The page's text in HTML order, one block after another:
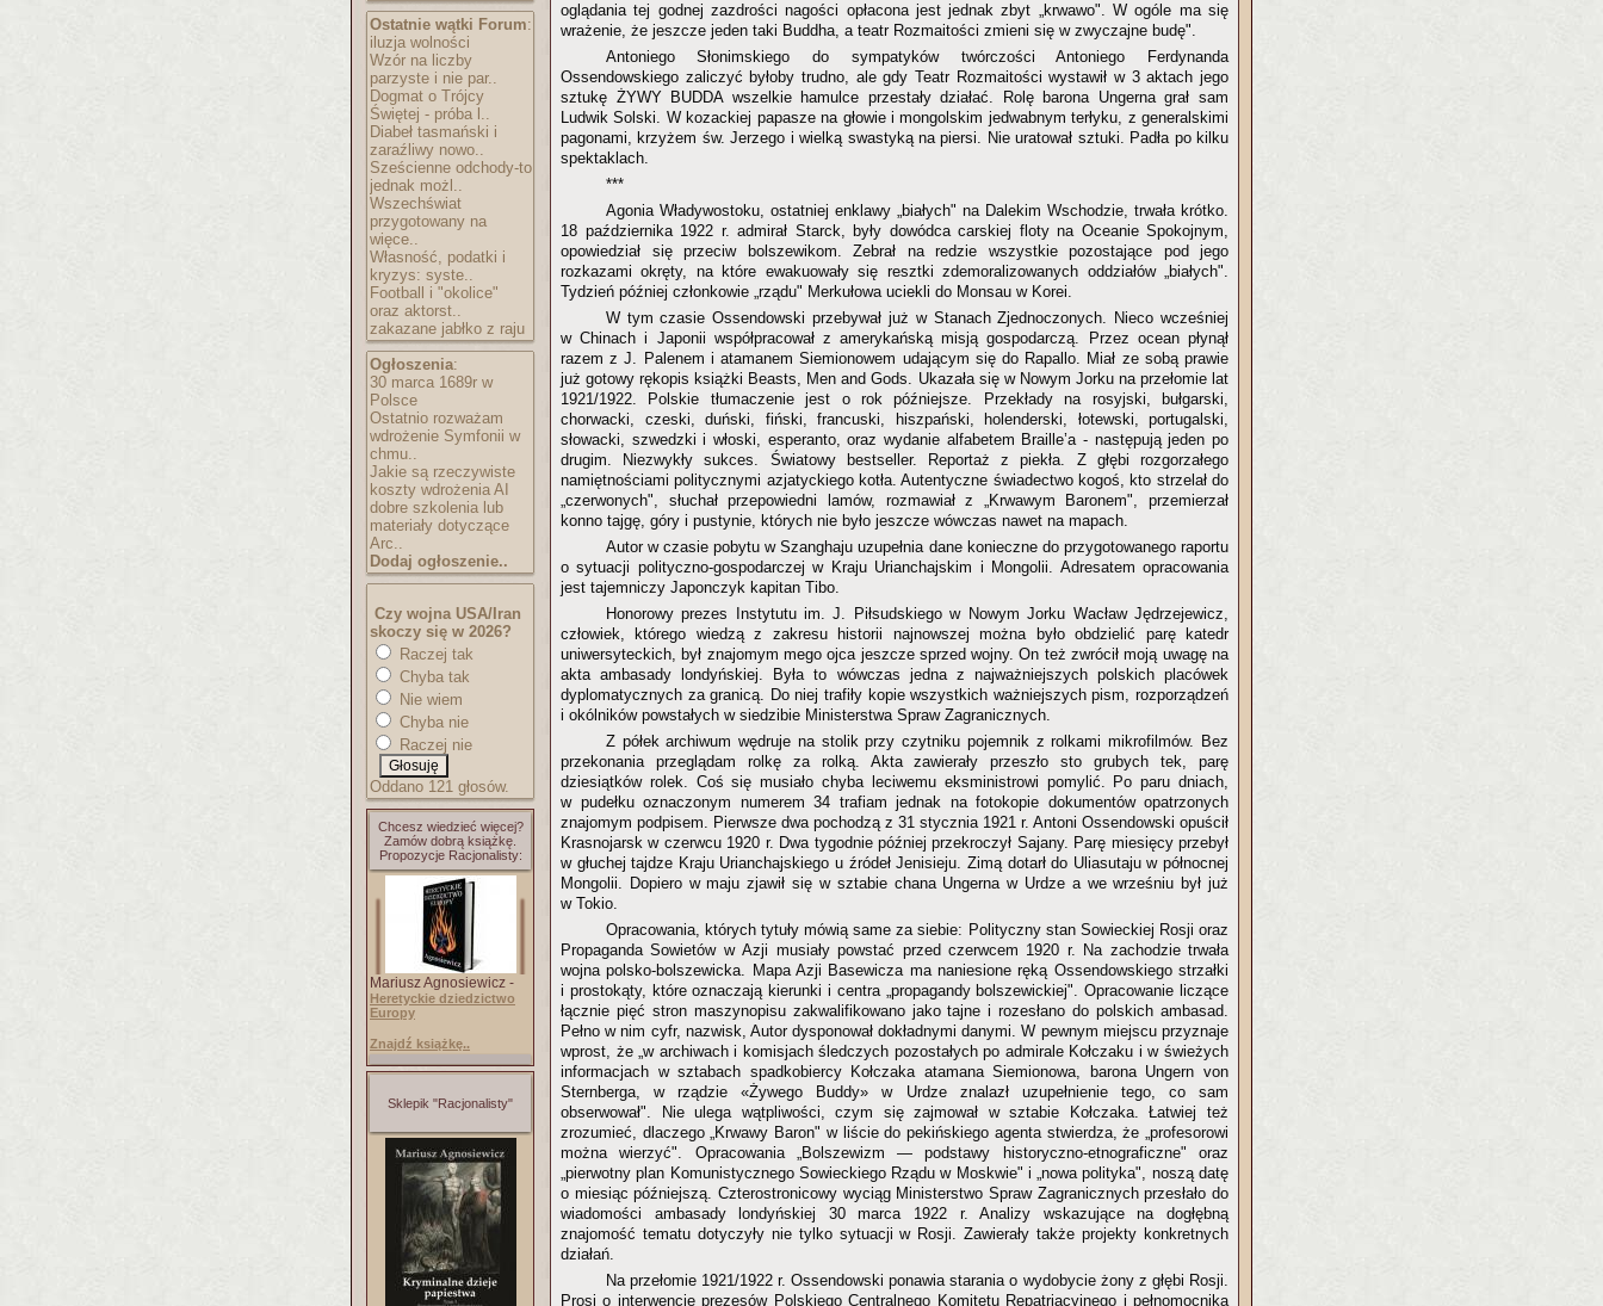
Ostatnie wątki Forum:
iluzja wolności
Wzór na liczby
parzyste i nie par..
Dogmat o Trójcy
Świętej - próba l..
Diabeł tasmański i
zaraźliwy nowo..
Sześcienne odchody-to
jednak możl..
Wszechświat
przygotowany na
więce..
Własność, podatki i
kryzys: syste..
Football i "okolice"
oraz aktorst..
zakazane jabłko z raju
Ogłoszenia:
30 marca 1689r w
Polsce
Ostatnio rozważam
wdrożenie Symfonii w
chmu..
Jakie są rzeczywiste
koszty wdrożenia AI
dobre szkolenia lub
materiały dotyczące
Arc..
Dodaj ogłoszenie..
Czy wojna USA/Iran
skoczy się w 2026?
Raczej tak
Chyba tak
Nie wiem
Chyba nie
Raczej nie
Oddano 121 głosów.
Chcesz wiedzieć więcej?
Zamów dobrą książkę.
Propozycje Racjonalisty:
Mariusz Agnosiewicz -
Heretyckie dziedzictwo
Europy
Znajdź książkę..
Sklepik "Racjonalisty"
oglądania tej godnej zazdrości nagości opłacona jest jednak zbyt „krwawo". W ogóle ma się
wrażenie, że jeszcze jeden taki Buddha, a teatr Rozmaitości zmieni się w zwyczajne budę".
Antoniego Słonimskiego do sympatyków twórczości Antoniego Ferdynanda
Ossendowskiego zaliczyć byłoby trudno, ale gdy Teatr Rozmaitości wystawił w 3 aktach jego
sztukę ŻYWY BUDDA wszelkie hamulce przestały działać. Rolę barona Ungerna grał sam
Ludwik Solski. W kozackiej papasze na głowie i mongolskim jedwabnym terłyku, z generalskimi
pagonami, krzyżem św. Jerzego i wielką swastyką na piersi. Nie uratował sztuki. Padła po kilku
spektaklach.
***
Agonia Władywostoku, ostatniej enklawy „białych" na Dalekim Wschodzie, trwała krótko.
18 października 1922 r. admirał Starck, były dowódca carskiej floty na Oceanie Spokojnym,
opowiedział się przeciw bolszewikom. Zebrał na redzie wszystkie pozostające pod jego
rozkazami okręty, na które ewakuowały się resztki zdemoralizowanych oddziałów „białych".
Tydzień później członkowie „rządu" Merkułowa uciekli do Monsau w Korei.
W tym czasie Ossendowski przebywał już w Stanach Zjednoczonych. Nieco wcześniej
w Chinach i Japonii współpracował z amerykańską misją gospodarczą. Przez ocean płynął
razem z J. Palenem i atamanem Siemionowem udającym się do Rapallo. Miał ze sobą prawie
już gotowy rękopis książki Beasts, Men and Gods. Ukazała się w Nowym Jorku na przełomie lat
1921/1922. Polskie tłumaczenie jest o rok późniejsze. Przekłady na rosyjski, bułgarski,
chorwacki, czeski, duński, fiński, francuski, hiszpański, holenderski, łotewski, portugalski,
słowacki, szwedzki i włoski, esperanto, oraz wydanie alfabetem Braille’a - następują jeden po
drugim. Niezwykły sukces. Światowy bestseller. Reportaż z piekła. Z głębi rozgorzałego
namiętnościami politycznymi azjatyckiego kotła. Autentyczne świadectwo kogoś, kto strzelał do
„czerwonych", słuchał przepowiedni lamów, rozmawiał z „Krwawym Baronem", przemierzał
konno tajgę, góry i pustynie, których nie było jeszcze wówczas nawet na mapach.
Autor w czasie pobytu w Szanghaju uzupełnia dane konieczne do przygotowanego raportu
o sytuacji polityczno-gospodarczej w Kraju Urianchajskim i Mongolii. Adresatem opracowania
jest tajemniczy Japonczyk kapitan Tibo.
Honorowy prezes Instytutu im. J. Piłsudskiego w Nowym Jorku Wacław Jędrzejewicz,
człowiek, którego wiedzą z zakresu historii najnowszej można było obdzielić parę katedr
uniwersyteckich, był znajomym mego ojca jeszcze sprzed wojny. On też zwrócił moją uwagę na
akta ambasady londyńskiej. Była to wówczas jedna z najważniejszych polskich placówek
dyplomatycznych za granicą. Do niej trafiły kopie wszystkich ważniejszych pism, rozporządzeń
i okólników powstałych w siedzibie Ministerstwa Spraw Zagranicznych.
Z półek archiwum wędruje na stolik przy czytniku pojemnik z rolkami mikrofilmów. Bez
przekonania przeglądam rolkę za rolką. Akta zawierały przeszło sto grubych tek, parę
dziesiątków rolek. Coś się musiało chyba leciwemu eksministrowi pomylić. Po paru dniach,
w pudełku oznaczonym numerem 34 trafiam jednak na fotokopie dokumentów opatrzonych
znajomym podpisem. Pierwsze dwa pochodzą z 31 stycznia 1921 r. Antoni Ossendowski opuścił
Krasnojarsk w czerwcu 1920 r. Dwa tygodnie później przekroczył Sajany. Parę miesięcy przebył
w głuchej tajdze Kraju Urianchajskiego u źródeł Jenisieju. Zimą dotarł do Uliasutaju w północnej
Mongolii. Dopiero w maju zjawił się w sztabie chana Ungerna w Urdze a we wrześniu był już
w Tokio.
Opracowania, których tytuły mówią same za siebie: Polityczny stan Sowieckiej Rosji oraz
Propaganda Sowietów w Azji musiały powstać przed czerwcem 1920 r. Na zachodzie trwała
wojna polsko-bolszewicka. Mapa Azji Basewicza ma naniesione ręką Ossendowskiego strzałki
i prostokąty, które oznaczają kierunki i centra „propagandy bolszewickiej". Opracowanie liczące
łącznie pięć stron maszynopisu zakwalifikowano jako tajne i rozesłano do polskich ambasad.
Pełno w nim cyfr, nazwisk, Autor dysponował dokładnymi danymi. W pewnym miejscu przyznaje
wprost, że „w archiwach i komisjach śledczych pozostałych po admirale Kołczaku i w świeżych
informacjach w sztabach spadkobiercy Kołczaka atamana Siemionowa, barona Ungern von
Sternberga, w rządzie «Żywego Buddy» w Urdze znalazł uzupełnienie tego, co sam
obserwował". Nie ulega wątpliwości, czym się zajmował w sztabie Kołczaka. Łatwiej też
zrozumieć, dlaczego „Krwawy Baron" w liście do pekińskiego agenta stwierdza, że „profesorowi
można wierzyć". Opracowania „Bolszewizm — podstawy historyczno-etnograficzne" oraz
„pierwotny plan Komunistycznego Sowieckiego Rządu w Moskwie" i „nowa polityka", noszą datę
o miesiąc późniejszą. Czterostronicowy wyciąg Ministerstwo Spraw Zagranicznych przesłało do
wiadomości ambasady londyńskiej 30 marca 1922 r. Analizy wskazujące na dogłębną
znajomość tematu dotyczyły nie tylko sytuacji w Rosji. Zawierały także projekty konkretnych
działań.
Na przełomie 1921/1922 r. Ossendowski ponawia starania o wydobycie żony z głębi Rosji.
Prosi o interwencję prezesów Polskiego Centralnego Komitetu Repatriacyjnego i pełnomocnika